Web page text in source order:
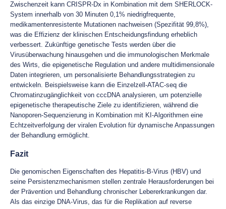
Zwischenzeit kann CRISPR-Dx in Kombination mit dem SHERLOCK-
System innerhalb von 30 Minuten 0,1% niedrigfrequente,
medikamentenresistente Mutationen nachweisen (Spezifität 99,8%),
was die Effizienz der klinischen Entscheidungsfindung erheblich
verbessert. Zukünftige genetische Tests werden über die
Virusüberwachung hinausgehen und die immunologischen Merkmale
des Wirts, die epigenetische Regulation und andere multidimensionale
Daten integrieren, um personalisierte Behandlungsstrategien zu
entwickeln. Beispielsweise kann die Einzelzell-ATAC-seq die
Chromatinzugänglichkeit von cccDNA analysieren, um potenzielle
epigenetische therapeutische Ziele zu identifizieren, während die
Nanoporen-Sequenzierung in Kombination mit KI-Algorithmen eine
Echtzeitverfolgung der viralen Evolution für dynamische Anpassungen
der Behandlung ermöglicht.
Fazit
Die genomischen Eigenschaften des Hepatitis-B-Virus (HBV) und
seine Persistenzmechanismen stellen zentrale Herausforderungen bei
der Prävention und Behandlung chronischer Lebererkrankungen dar.
Als das einzige DNA-Virus, das für die Replikation auf reverse